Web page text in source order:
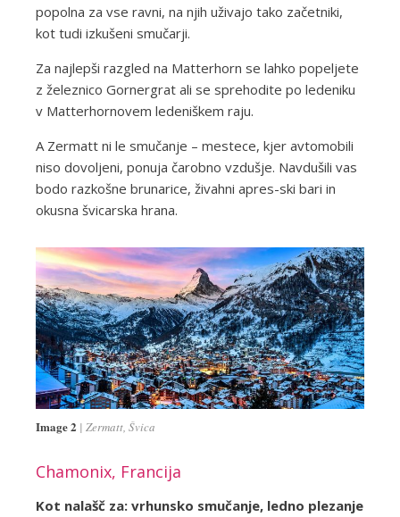
popolna za vse ravni, na njih uživajo tako začetniki,
kot tudi izkušeni smučarji.
Za najlepši razgled na Matterhorn se lahko popeljete
z železnico Gornergrat ali se sprehodite po ledeniku
v Matterhornovem ledeniškem raju.
A Zermatt ni le smučanje – mestece, kjer avtomobili
niso dovoljeni, ponuja čarobno vzdušje. Navdušili vas
bodo razkošne brunarice, živahni apres-ski bari in
okusna švicarska hrana.
Image 2 Zermatt, Švica
Chamonix, Francija
Kot nalašč za: vrhunsko smučanje, ledno plezanje